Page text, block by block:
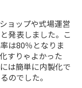
ョップや式場運営
発表しました。こ
は80％となりま
すりゃよかった
は簡単に内製化で
のでした。